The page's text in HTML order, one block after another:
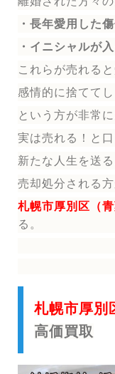
・長年愛用した
・イニシャルが
これらが売れる
感情的に捨ててし
という方が非常
実は売れる！と
新たな人生を送る
売却処分される方
札幌市厚別区（
る。
札幌市厚別
高価買取